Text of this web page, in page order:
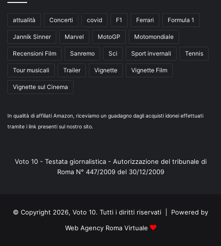
attualità Concerti covid F1 Ferrari Formula 1
Jannik Sinner Marvel MotoGP Motomondiale
Recensioni Film Sanremo Sci Sport invernali Tennis
Tour musicali Trailer Vignette Vignette Film
Vignette sul Cinema
In qualità di affiliati Amazon, riceviamo un guadagno dagli acquisti idonei effettuati
tramite i link presenti sul nostro sito.
Voto 10 - Testata giornalistica - Autorizzazione del tribunale di
Roma N° 447/2009 del 30/12/2009
© Copyright 2026, Voto 10. Tutti i diritti riservati | Powered by
Web Agency Roma Virtuale